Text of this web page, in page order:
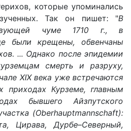
которые упоминались
Так он пишет: "В
чуме 1710 г., в
были крещены, обвенчаны
... Однако после эпидемии
смерть и разруху,
XIX века уже встречаются
приходах Курземе, главным
бывшего Айзпутского
(Oberhauptmannschaft):
Цирава, Дурбе–Северный,